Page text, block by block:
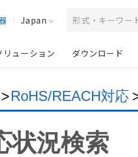
Japan
リューション ダウンロード
>RoHS/REACH対応
状況検索